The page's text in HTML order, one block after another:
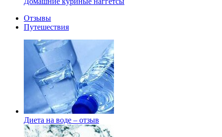
Отзывы
Путешествия
Диета на воде – отзыв